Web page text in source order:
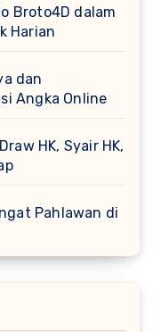
Broto4D dalam
Harian
dan
Angka Online
HK, Syair HK,
Pahlawan di